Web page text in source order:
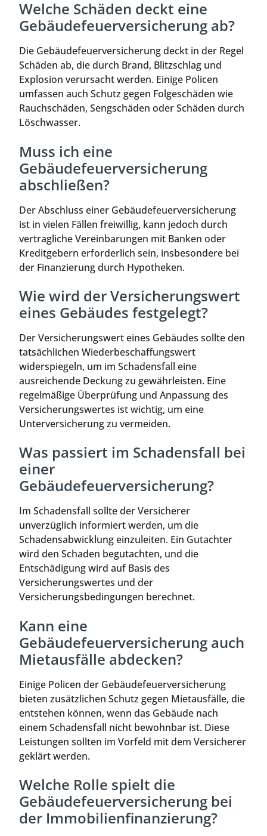
Welche Schäden deckt eine
Gebäudefeuerversicherung ab?
Die Gebäudefeuerversicherung deckt in der Regel
Schäden ab, die durch Brand, Blitzschlag und
Explosion verursacht werden. Einige Policen
umfassen auch Schutz gegen Folgeschäden wie
Rauchschäden, Sengschäden oder Schäden durch
Löschwasser.
Muss ich eine
Gebäudefeuerversicherung
abschließen?
Der Abschluss einer Gebäudefeuerversicherung
ist in vielen Fällen freiwillig, kann jedoch durch
vertragliche Vereinbarungen mit Banken oder
Kreditgebern erforderlich sein, insbesondere bei
der Finanzierung durch Hypotheken.
Wie wird der Versicherungswert
eines Gebäudes festgelegt?
Der Versicherungswert eines Gebäudes sollte den
tatsächlichen Wiederbeschaffungswert
widerspiegeln, um im Schadensfall eine
ausreichende Deckung zu gewährleisten. Eine
regelmäßige Überprüfung und Anpassung des
Versicherungswertes ist wichtig, um eine
Unterversicherung zu vermeiden.
Was passiert im Schadensfall bei
einer
Gebäudefeuerversicherung?
Im Schadensfall sollte der Versicherer
unverzüglich informiert werden, um die
Schadensabwicklung einzuleiten. Ein Gutachter
wird den Schaden begutachten, und die
Entschädigung wird auf Basis des
Versicherungswertes und der
Versicherungsbedingungen berechnet.
Kann eine
Gebäudefeuerversicherung auch
Mietausfälle abdecken?
Einige Policen der Gebäudefeuerversicherung
bieten zusätzlichen Schutz gegen Mietausfälle, die
entstehen können, wenn das Gebäude nach
einem Schadensfall nicht bewohnbar ist. Diese
Leistungen sollten im Vorfeld mit dem Versicherer
geklärt werden.
Welche Rolle spielt die
Gebäudefeuerversicherung bei
der Immobilienfinanzierung?